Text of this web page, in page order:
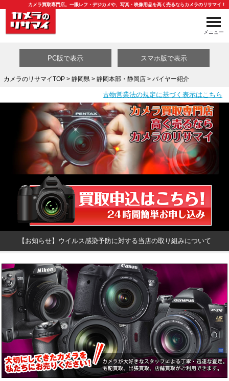
カメラ買取専門店。一眼レフ・デジカメや、写真・映像用品を高く売るならカメラのリサマイ！
メニュー
買取カテゴリ一覧
PC版で表示 スマホ版で表示
カメラのリサマイTOP> 静岡県 > 静岡本部・静岡店> バイヤー紹介
古物営業法の規定に基づく表示はこちら
【お知らせ】ウイルス感染予防に対する当店の取り組みについて